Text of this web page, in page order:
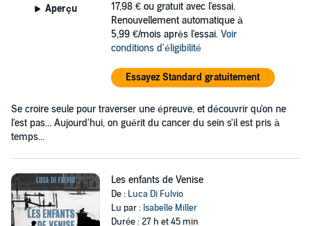
Aperçu 17,98 € ou gratuit avec l'essai.
Renouvellement automatique à
5,99 €/mois après l'essai. Voir
conditions d'éligibilité
Essayez Standard gratuitement
Se croire seule pour traverser une épreuve, et découvrir qu'on ne
l'est pas... Aujourd'hui, on guérit du cancer du sein s'il est pris à
temps...
Les enfants de Venise
De : Luca Di Fulvio
Lu par : Isabelle Miller
Durée : 27 h et 45 min